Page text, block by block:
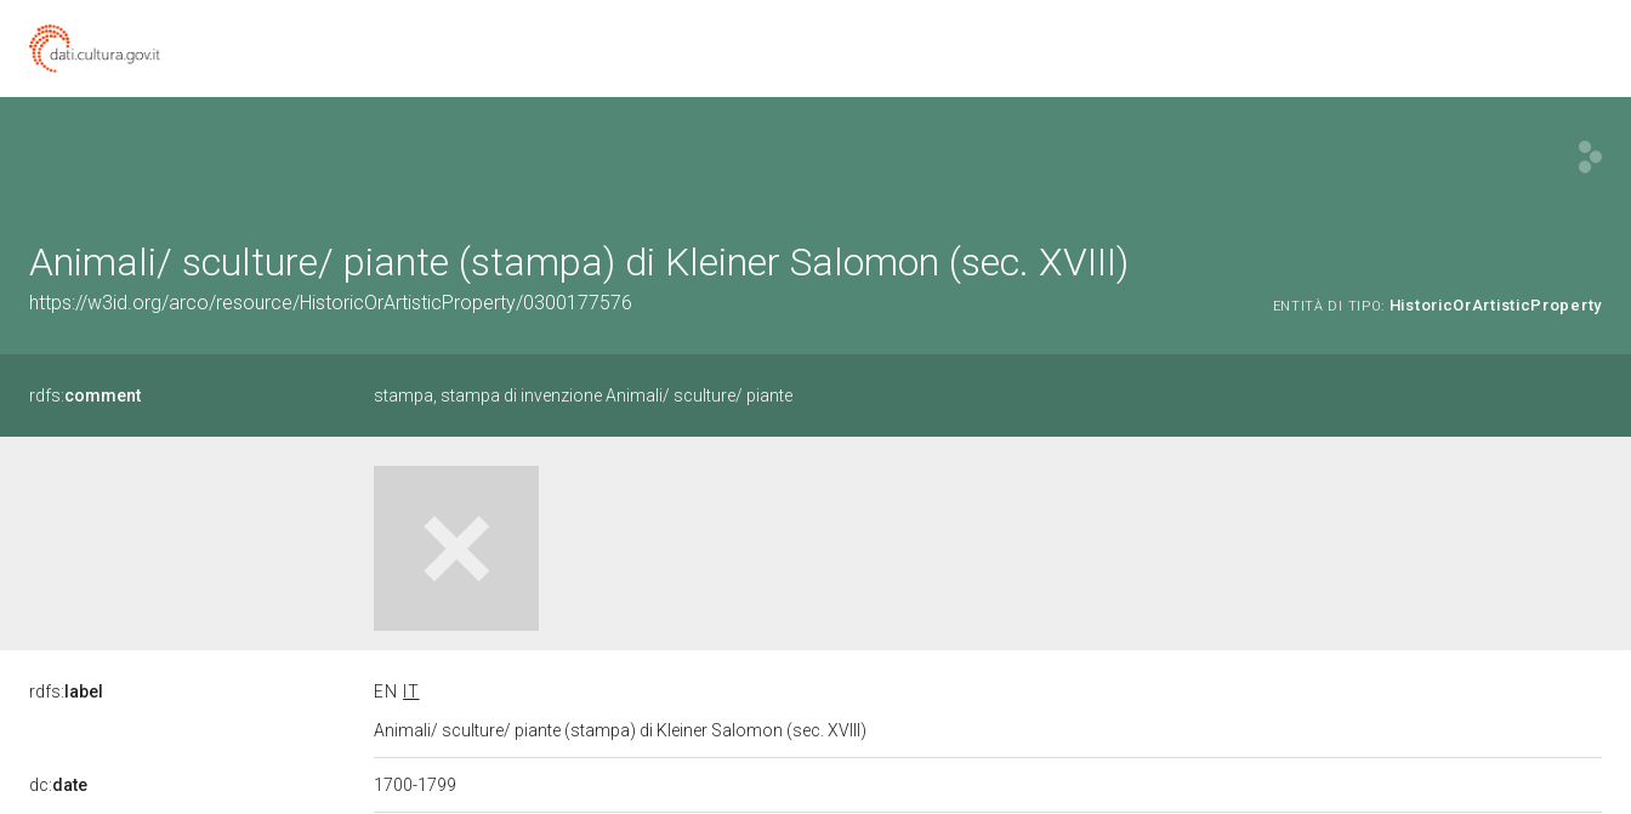
Animali/ sculture/ piante (stampa) di Kleiner Salomon (sec. XVIII)
https://w3id.org/arco/resource/HistoricOrArtisticProperty/0300177576 ENTITÀ DI TIPO: HistoricOrArtisticProperty
rdfs:comment stampa, stampa di invenzione Animali/ sculture/ piante
rdfs: label EN
IT
Animali/ sculture/ piante (stampa) di Kleiner Salomon (sec. XVIII)
dc:date 1700-1799